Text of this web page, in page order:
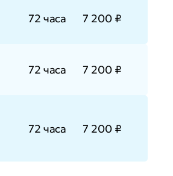
72 часа 7 200 ₽
72 часа 7 200 ₽
72 часа 7 200 ₽